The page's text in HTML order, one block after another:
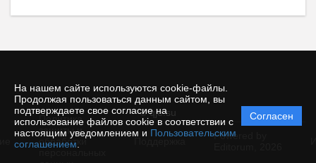
На нашем сайте используются cookie-файлы.
Продолжая пользоваться данным сайтом, вы
подтверждаете свое согласие на
использование файлов cookie в соответствии с
настоящим уведомлением и Пользовательским
соглашением
Согласен
© qje.su
Политика
защиты и
обработки
Powered by